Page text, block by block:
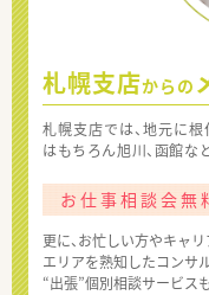
札幌支店からの
札幌支店では、地元に
はもちろん旭川、函館な
お仕事相談会無
更に、お忙しい方やキャ
エリアを熟知したコンサ
“出張”個別相談サービス